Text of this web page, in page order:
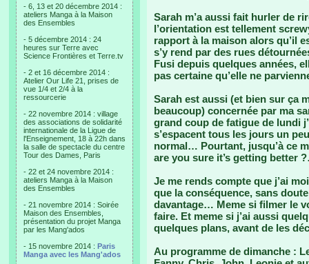
- 6, 13 et 20 décembre 2014 :
ateliers Manga à la Maison
des Ensembles
- 5 décembre 2014 : 24
heures sur Terre avec
Science Frontières et Terre.tv
- 2 et 16 décembre 2014 :
Atelier Our Life 21, prises de
vue 1/4 et 2/4 à la
ressourcerie
- 22 novembre 2014 : village
des associations de solidarité
internationale de la Ligue de
l'Enseignement, 18 à 22h dans
la salle de spectacle du centre
Tour des Dames, Paris
- 22 et 24 novembre 2014 :
ateliers Manga à la Maison
des Ensembles
- 21 novembre 2014 : Soirée
Maison des Ensembles,
présentation du projet Manga
par les Mang'ados
- 15 novembre 2014 : Paris
Manga avec les Mang'ados
Sarah m’a aussi fait hurler de
l’orientation est tellement
rapport à la maison alors qu’il
s’y rend par des rues
Fusi depuis quelques années,
pas certaine qu’elle ne
Sarah est aussi (et bien sur ça
beaucoup) concernée par ma
grand coup de fatigue de lundi
s’espacent tous les jours un
normal… Pourtant, jusqu’à ce
are you sure it’s getting better
Je me rends compte que j’ai
que la conséquence, sans
davantage… Meme si filmer le
faire. Et meme si j’ai aussi
quelques plans, avant de les
Au programme de dimanche :